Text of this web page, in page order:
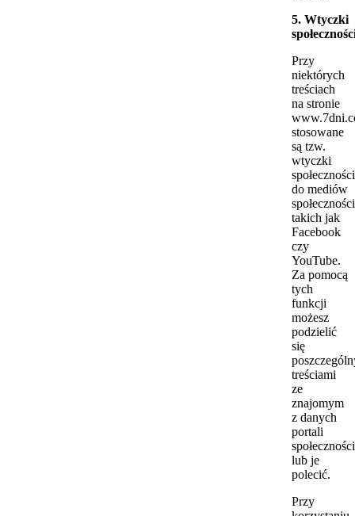
5. Wtyczki
Przy
niektórych
treściach
na stronie
stosowane
są tzw.
wtyczki
do mediów
takich jak
Facebook
czy
YouTube.
Za pomocą
tych
funkcji
możesz
podzielić
się
treściami
ze
znajomym
z danych
portali
lub je
polecić.
Przy